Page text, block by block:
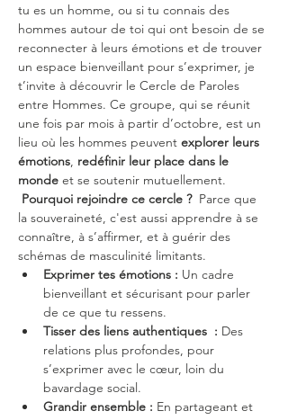
tu es un homme, ou si tu connais des
hommes autour de toi qui ont besoin de se
reconnecter à leurs émotions et de trouver
un espace bienveillant pour s’exprimer, je
t’invite à découvrir le Cercle de Paroles
entre Hommes. Ce groupe, qui se réunit
une fois par mois à partir d’octobre, est un
lieu où les hommes peuvent explorer leurs
émotions, redéfinir leur place dans le
monde et se soutenir mutuellement.
Pourquoi rejoindre ce cercle ? Parce que
la souveraineté, c'est aussi apprendre à se
connaître, à s’affirmer, et à guérir des
schémas de masculinité limitants.
Exprimer tes émotions : Un cadre
bienveillant et sécurisant pour parler
de ce que tu ressens.
Tisser des liens authentiques  : Des
relations plus profondes, pour
s’exprimer avec le cœur, loin du
bavardage social.
Grandir ensemble : En partageant et